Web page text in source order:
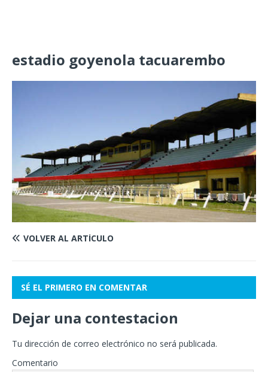
estadio goyenola tacuarembo
VOLVER AL ARTÍCULO
SÉ EL PRIMERO EN COMENTAR
Dejar una contestacion
Tu dirección de correo electrónico no será publicada.
Comentario